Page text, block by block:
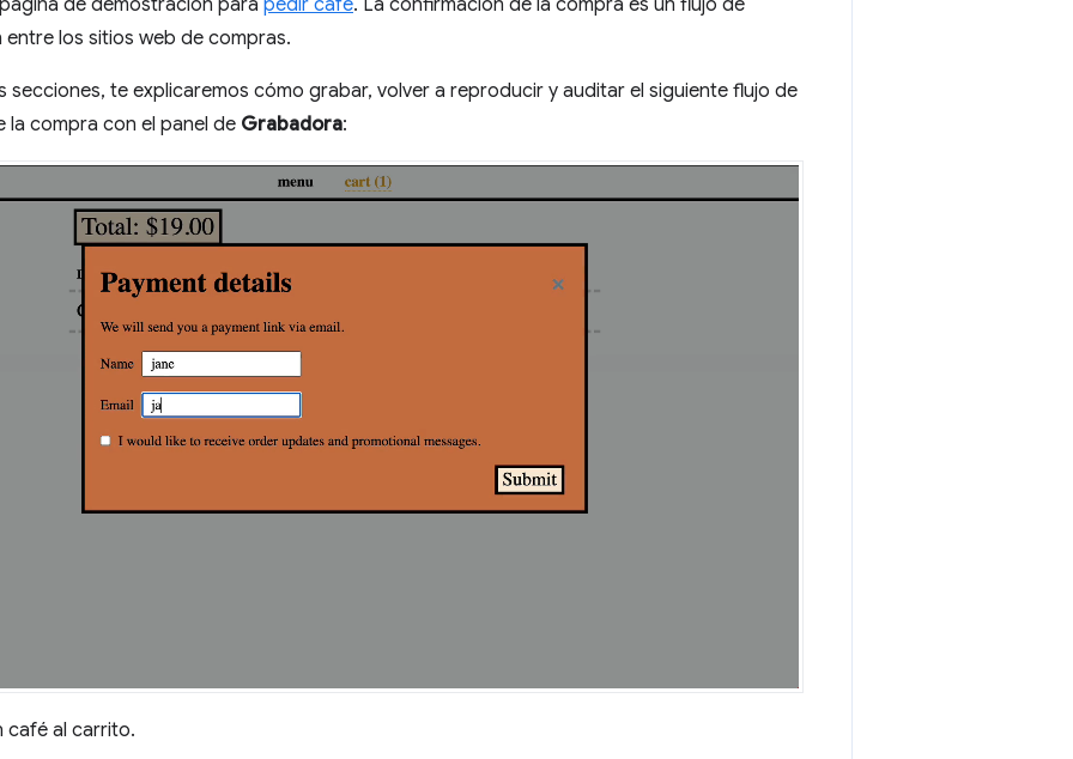
entre los sitios web de compras.
secciones, te explicaremos cómo grabar, volver a reproducir y auditar el siguiente flujo de
la compra con el panel de Grabadora:
café al carrito.